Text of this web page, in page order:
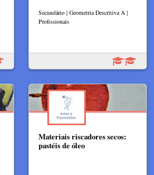
Secundário | Geometria Descritiva A |
Profissionais
Materiais riscadores secos:
pastéis de óleo